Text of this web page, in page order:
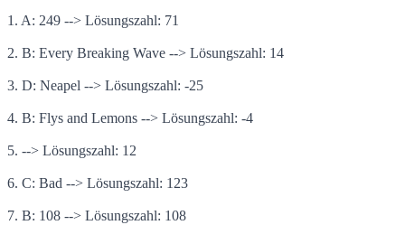
1. A: 249 --> Lösungszahl: 71
2. B: Every Breaking Wave --> Lösungszahl: 14
3. D: Neapel --> Lösungszahl: -25
4. B: Flys and Lemons --> Lösungszahl: -4
5. --> Lösungszahl: 12
6. C: Bad --> Lösungszahl: 123
7. B: 108 --> Lösungszahl: 108